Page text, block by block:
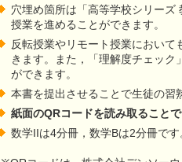
穴埋め箇所は「高等学校シリーズ
授業を進めることができます。
反転授業やリモート授業におい
きます。また，「理解度チェック
ができます。
本書を提出させることで生徒の習
紙面のQRコードを読み取ること
数学IIは4分冊，数学Bは2分冊です